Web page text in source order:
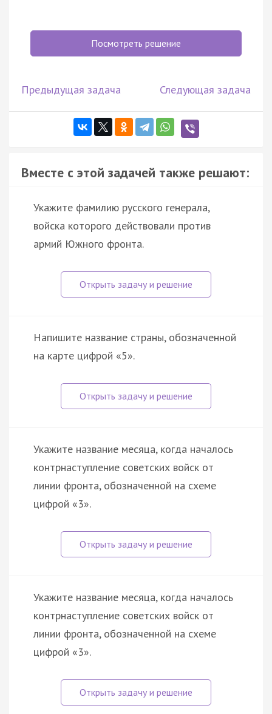
Посмотреть решение
Предыдущая задача Следующая задача
Вместе с этой задачей также решают:
Укажите фамилию русского генерала,
войска которого действовали против
армий Южного фронта.
Напишите название страны, обозначенной
на карте цифрой «5».
Укажите название месяца, когда началось
контрнаступление советских войск от
линии фронта, обозначенной на схеме
цифрой «3».
Укажите название месяца, когда началось
контрнаступление советских войск от
линии фронта, обозначенной на схеме
цифрой «3».